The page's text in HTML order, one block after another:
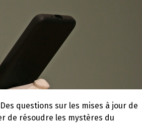
questions sur les mises à jour de
de résoudre les mystères du